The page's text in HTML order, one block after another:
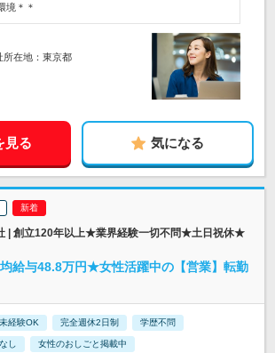
境＊＊
所在地：東京都
見る 気になる
| 創立120年以上★業界経験一切不問★土日祝休★
給与48.8万円★女性活躍中の【営業】転勤
経験OK 完全週休2日制 学歴不問
し 女性のおしごと掲載中